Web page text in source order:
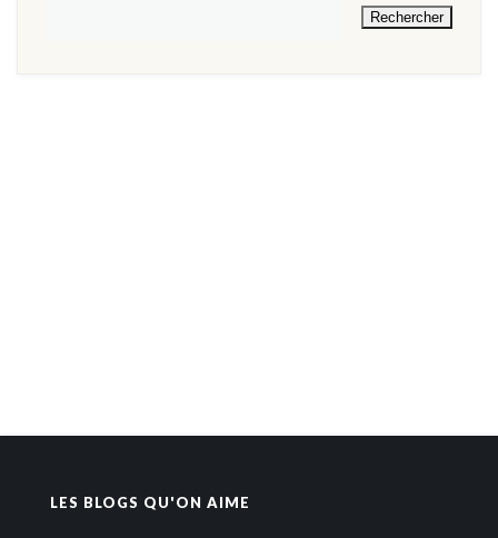
LES BLOGS QU'ON AIME